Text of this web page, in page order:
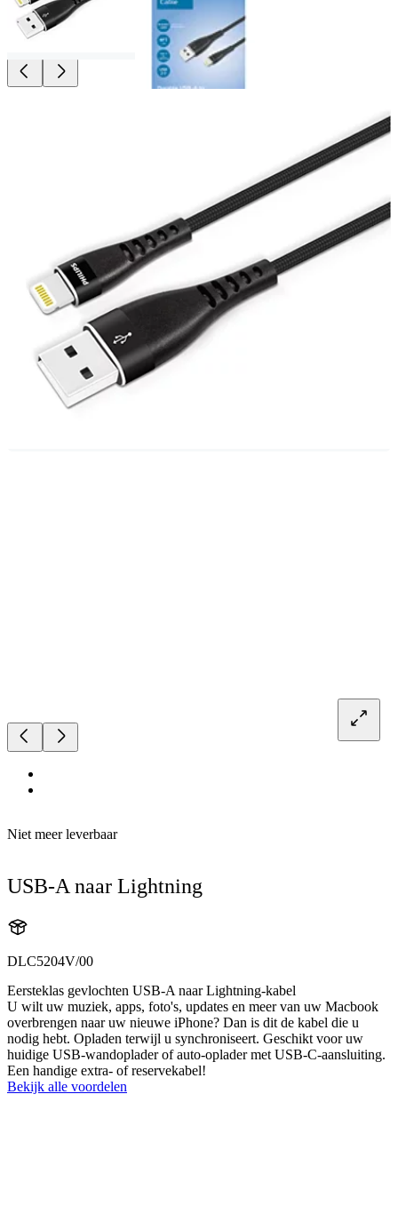
Niet meer leverbaar
USB-A naar Lightning
DLC5204V/00
Eersteklas gevlochten USB-A naar Lightning-kabel
U wilt uw muziek, apps, foto's, updates en meer van uw Macbook
overbrengen naar uw nieuwe iPhone? Dan is dit de kabel die u
nodig hebt. Opladen terwijl u synchroniseert. Geschikt voor uw
huidige USB-wandoplader of auto-oplader met USB-C-aansluiting.
Een handige extra- of reservekabel!
Bekijk alle voordelen